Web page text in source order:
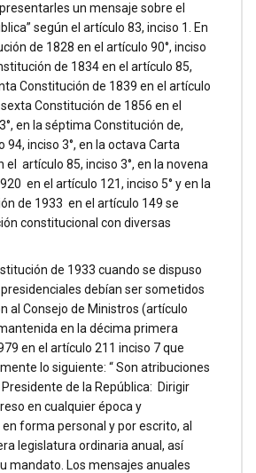
un mensaje sobre el
según el artículo 83, inciso 1. En
de 1828 en el artículo 90°, inciso
de 1834 en el artículo 85,
Constitución de 1839 en el artículo
Constitución de 1856 en el
en la séptima Constitución de,
94, inciso 3°, en la octava Carta
el artículo 85, inciso 3°, en la novena
en el artículo 121, inciso 5° y en la
de 1933 en el artículo 149 se
constitucional con diversas
de 1933 cuando se dispuso
debían ser sometidos
al Consejo de Ministros (artículo
en la décima primera
en el artículo 211 inciso 7 que
lo siguiente: “ Son atribuciones
de la República: Dirigir
en cualquier época y
forma personal y por escrito, al
legislatura ordinaria anual, así
mandato. Los mensajes anuales